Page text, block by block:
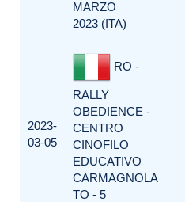
MARZO
2023 (ITA)
2023-
03-05
RO -
RALLY
OBEDIENCE -
CENTRO
CINOFILO
EDUCATIVO
CARMAGNOLA
TO - 5